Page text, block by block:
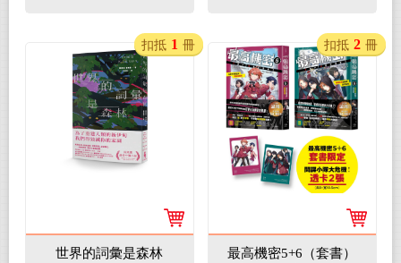
世界的詞彙是森林
扣抵 1 冊
最高機密5+6（套書）
扣抵 2 冊